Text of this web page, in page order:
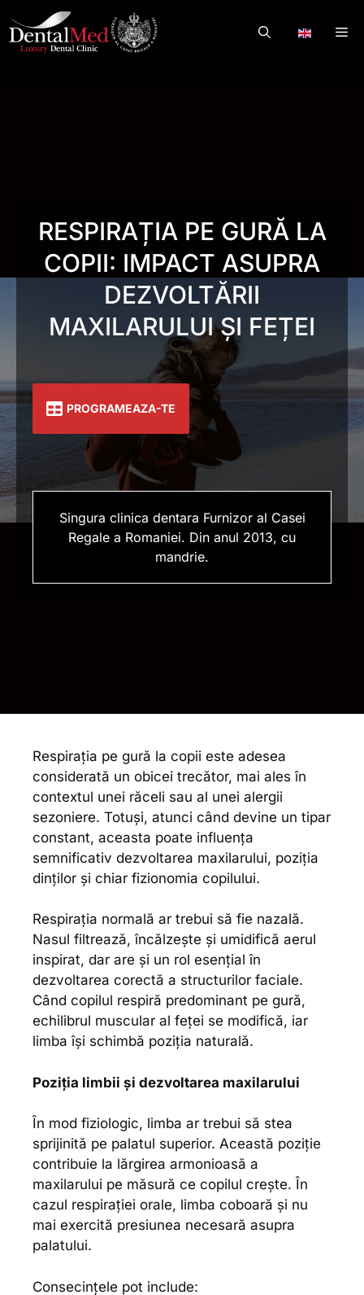
to
content
RESPIRAȚIA PE GURĂ LA
COPII: IMPACT ASUPRA
DEZVOLTĂRII
MAXILARULUI ȘI FEȚEI
PROGRAMEAZA-TE
Singura clinica dentara Furnizor al Casei
Regale a Romaniei. Din anul 2013, cu
mandrie.
Respirația pe gură la copii este adesea
considerată un obicei trecător, mai ales în
contextul unei răceli sau al unei alergii
sezoniere. Totuși, atunci când devine un tipar
constant, aceasta poate influența
semnificativ dezvoltarea maxilarului, poziția
dinților și chiar fizionomia copilului.
Respirația normală ar trebui să fie nazală.
Nasul filtrează, încălzește și umidifică aerul
inspirat, dar are și un rol esențial în
dezvoltarea corectă a structurilor faciale.
Când copilul respiră predominant pe gură,
echilibrul muscular al feței se modifică, iar
limba își schimbă poziția naturală.
Poziția limbii și dezvoltarea maxilarului
În mod fiziologic, limba ar trebui să stea
sprijinită pe palatul superior. Această poziție
contribuie la lărgirea armonioasă a
maxilarului pe măsură ce copilul crește. În
cazul respirației orale, limba coboară și nu
mai exercită presiunea necesară asupra
palatului.
Consecințele pot include: